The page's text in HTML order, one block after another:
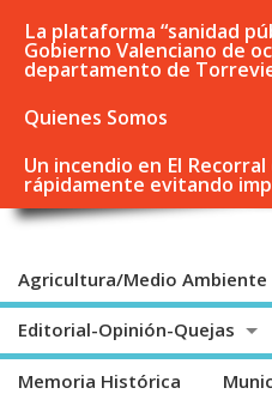
La plataforma “sanidad
Gobierno Valenciano de
departamento de
Quienes Somos
Un incendio en El
rápidamente evitando
Agricultura/Medio Ambiente
Editorial-Opinión-Quejas
Memoria Histórica